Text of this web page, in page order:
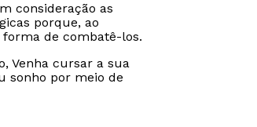
consideração as
porque, ao
de combatê-los.
Venha cursar a sua
sonho por meio de